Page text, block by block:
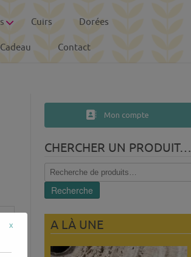
Cuirs Dorées
Contact
Mon compte
CHERCHER UN PRODUIT…
Recherche
pour :
Recherche
A LÀ UNE
x